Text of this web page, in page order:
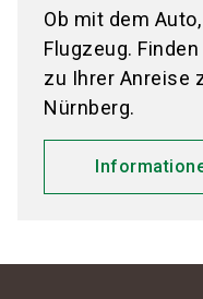
Ob mit dem
Flugzeug.
zu Ihrer Anreise
Nürnberg.